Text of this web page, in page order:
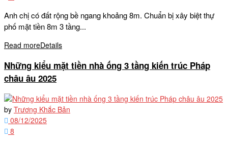
Anh chị có đất rộng bề ngang khoảng 8m. Chuẩn bị xây biệt thự
phố mặt tiền 8m 3 tầng...
Read moreDetails
Những kiểu mặt tiền nhà ống 3 tầng kiến trúc Pháp
châu âu 2025
by Trương Khắc Bản
08/12/2025
8